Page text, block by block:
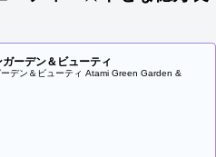
ーデン＆ビューティ
デン＆ビューティ Atami Green Garden &